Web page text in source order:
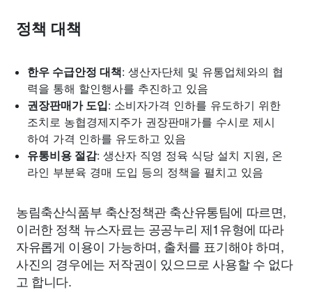
정책 대책
한우 수급안정 대책: 생산자단체 및 유통업체와의 협
력을 통해 할인행사를 추진하고 있음
권장판매가 도입: 소비자가격 인하를 유도하기 위한
조치로 농협경제지주가 권장판매가를 수시로 제시
하여 가격 인하를 유도하고 있음
유통비용 절감: 생산자 직영 정육 식당 설치 지원, 온
라인 부분육 경매 도입 등의 정책을 펼치고 있음
농림축산식품부 축산정책관 축산유통팀에 따르면,
이러한 정책 뉴스자료는 공공누리 제1유형에 따라
자유롭게 이용이 가능하며, 출처를 표기해야 하며,
사진의 경우에는 저작권이 있으므로 사용할 수 없다
고 합니다.